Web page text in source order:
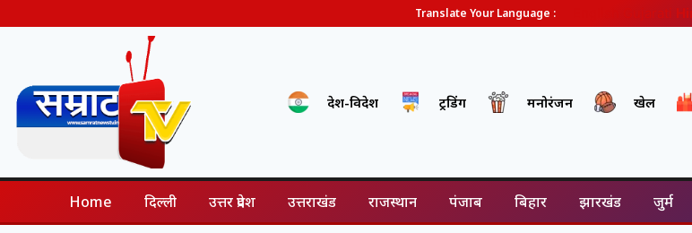
Translate Your Language :
देश-विदेश ट्रेंडिंग मनोरंजन खेल
Home दिल्ली उत्तर प्रदेश उत्तराखंड राजस्थान पंजाब बिहार झारखंड जुर्म